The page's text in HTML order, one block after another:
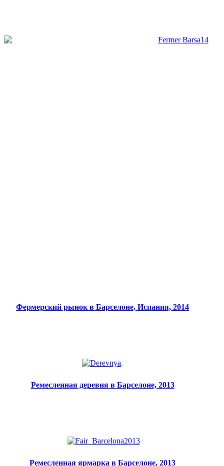
Фермерский рынок в Барселоне, Испания, 2014
Ремесленная деревня в Барселоне, 2013
Ремесленная ярмарка в Барселоне, 2013